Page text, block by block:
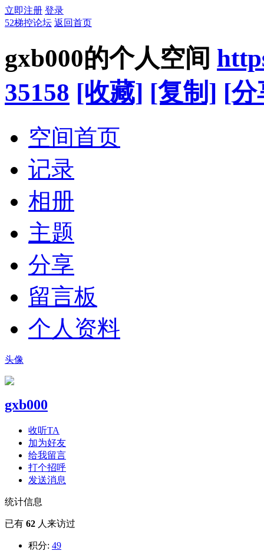
立即注册 登录
52梯控论坛 返回首页
gxb000的个人空间
35158 [收藏] [复制] [分
空间首页
记录
相册
主题
分享
留言板
个人资料
头像
gxb000
收听TA
加为好友
给我留言
打个招呼
发送消息
统计信息
已有 62 人来访过
积分: 49